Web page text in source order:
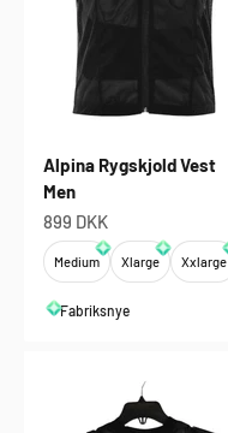
Alpina Rygskjold Vest
Men
Salgspris
899 DKK
Medium Xlarge Xxlarge
Fabriksnye